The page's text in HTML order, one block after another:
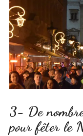
3- De
pour fêter le